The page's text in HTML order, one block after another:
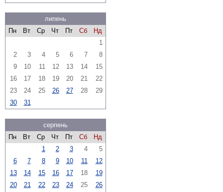
липень
Пн
Вт Ср Чт Пт Сб
Нд
1
2
3 4 5 6 7
8
9
10 11 12 13 14
15
16
17 18 19 20 21
22
23
24 25 26 27 28
29
30
31
серпень
Пн
Вт Ср Чт Пт Сб
Нд
1
2 3 4
5
6
7 8 9 10 11
12
13
14 15 16 17 18
19
20
21 22 23 24 25
26